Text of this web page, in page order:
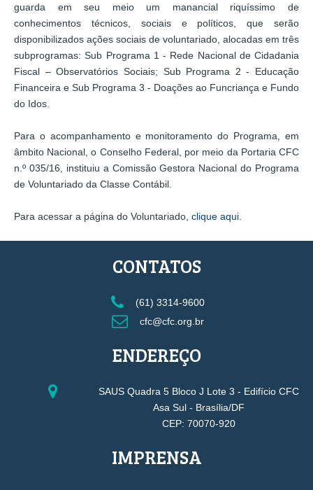
guarda em seu meio um manancial riquíssimo de
conhecimentos técnicos, sociais e políticos, que serão
disponibilizados ações sociais de voluntariado, alocadas em três
subprogramas: Sub Programa 1 - Rede Nacional de Cidadania
Fiscal – Observatórios Sociais; Sub Programa 2 - Educação
Financeira e Sub Programa 3 - Doações ao Funcriança e Fundo
do Idos.
Para o acompanhamento e monitoramento do Programa, em
âmbito Nacional, o Conselho Federal, por meio da Portaria CFC
n.º 035/16, instituiu a Comissão Gestora Nacional do Programa
de Voluntariado da Classe Contábil.
Para acessar a página do Voluntariado, clique aqui
CONTATOS
(61) 3314-9600
cfc@cfc.org.br
ENDEREÇO
SAUS Quadra 5 Bloco J Lote 3 - Edifício CFC
Asa Sul - Brasília/DF
CEP: 70070-920
IMPRENSA